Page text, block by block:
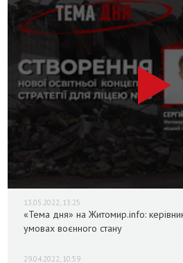
13.05.2022, 13:25
«Тема дня» на Житомир.info:
умовах воєнного стану
29.04.2022, 10:59